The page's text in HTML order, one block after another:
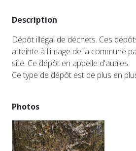
Description
Dépôt illégal de déchets. Ces
atteinte à l'image de la commune
site. Ce dépôt en appelle d'autres.
Ce type de dépôt est de plus en
Photos